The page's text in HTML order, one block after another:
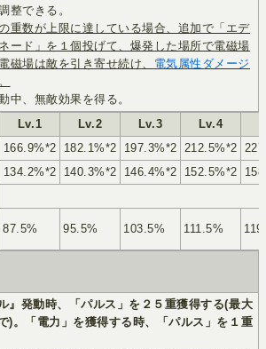
整できる。
の重数が上限に達している場合、追加で「エデ
ード」を１個投げて、爆発した場所で電磁場
磁場は敵を引き寄せ続け、 電気属性ダメージ
中、無敵効果を得る。
Lv.1
Lv.2 Lv.3 Lv.4
166.9%*2 182.1%*2 197.3%*2 212.5%*2
134.2%*2 140.3%*2 146.4%*2 152.5%*2
87.5% 95.5% 103.5% 111.5%
』発動時、「パルス」を２５重獲得する(最大
)。「電力」を獲得する時、「パルス」を１重